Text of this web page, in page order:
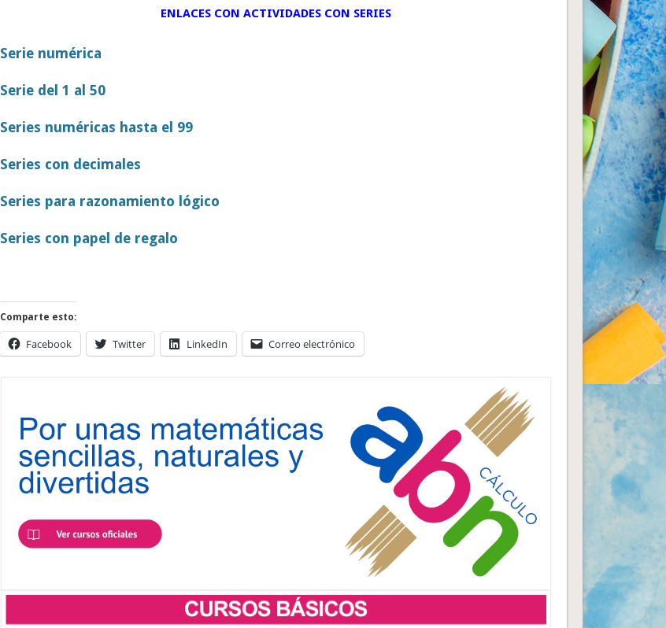
ENLACES CON ACTIVIDADES CON SERIES
Serie numérica
Serie del 1 al 50
Series numéricas hasta el 99
Series con decimales
Series para razonamiento lógico
Series con papel de regalo
Comparte esto:
Facebook Twitter LinkedIn Correo electrónico